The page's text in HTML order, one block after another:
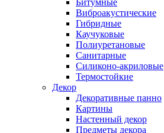
Битумные
Виброакустические
Гибридные
Каучуковые
Полиуретановые
Санитарные
Силиконо-акриловые
Термостойкие
Декор
Декоративные панно
Картины
Настенный декор
Предметы декора